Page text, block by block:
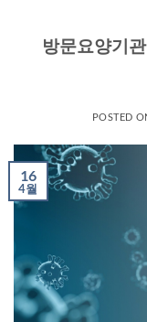
방문요양기
POSTED
16
4월